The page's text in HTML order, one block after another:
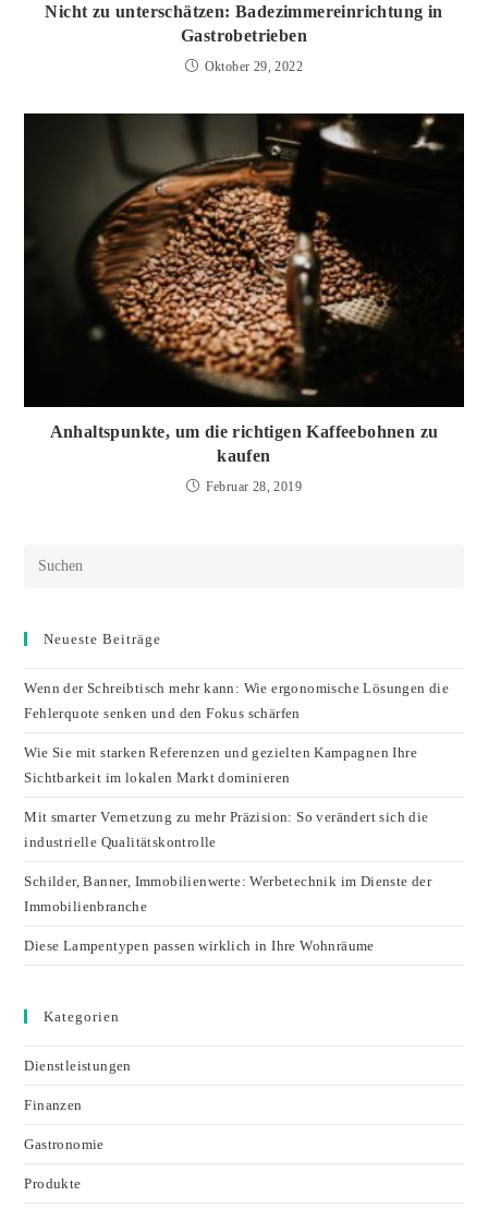
Nicht zu unterschätzen: Badezimmereinrichtung in
Gastrobetrieben
Oktober 29, 2022
Anhaltspunkte, um die richtigen Kaffeebohnen zu
kaufen
Februar 28, 2019
Neueste Beiträge
Wenn der Schreibtisch mehr kann: Wie ergonomische Lösungen die
Fehlerquote senken und den Fokus schärfen
Wie Sie mit starken Referenzen und gezielten Kampagnen Ihre
Sichtbarkeit im lokalen Markt dominieren
Mit smarter Vernetzung zu mehr Präzision: So verändert sich die
industrielle Qualitätskontrolle
Schilder, Banner, Immobilienwerte: Werbetechnik im Dienste der
Immobilienbranche
Diese Lampentypen passen wirklich in Ihre Wohnräume
Kategorien
Dienstleistungen
Finanzen
Gastronomie
Produkte